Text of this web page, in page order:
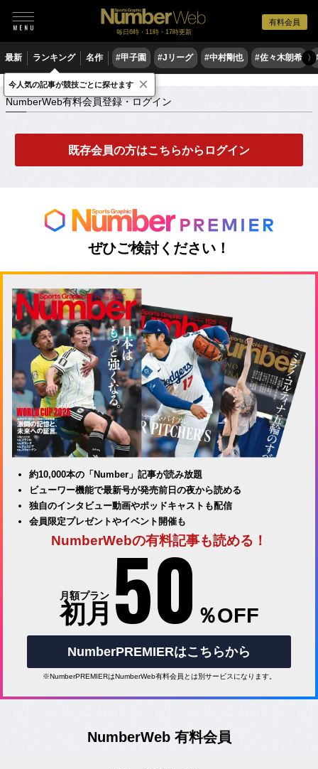
有料会員
毎日6時・11時・17時更新
最新 ランキング 名作 #甲子園 #Jリーグ #中村剛也 #佐々木朗希 〉
NumberWeb有料会員登録・ログイン
NumberWeb有料会員登録・ログイン
既存会員の方はこちらからログイン
ぜひご検討ください！
約10,000本の「Number」記事が読み放題
ビューワー機能で最新号が発売前日の夜から読める
独自のインタビュー動画やポッドキャストも配信
会員限定プレゼントやイベント開催も
NumberWebの有料記事も読める！
月額プラン
初月 50 ％OFF
NumberPREMIERはこちらから
※NumberPREMIERはNumberWeb有料会員とは別サービスになります。
NumberWeb 有料会員
今人気の記事が競技ごとに探せます ×